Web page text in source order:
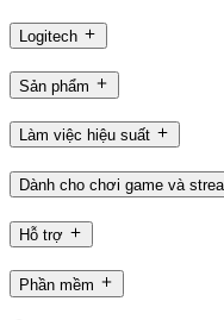
Logitech
Sản phẩm
Làm việc hiệu suất
Dành cho chơi game và
Hỗ trợ
Phần mềm